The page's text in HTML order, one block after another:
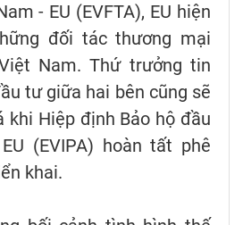
- EU (EVFTA), EU hiện
đối tác thương mại
Nam. Thứ trưởng tin
tư giữa hai bên cũng sẽ
khi Hiệp định Bảo hộ đầu
(EVIPA) hoàn tất phê
khai.